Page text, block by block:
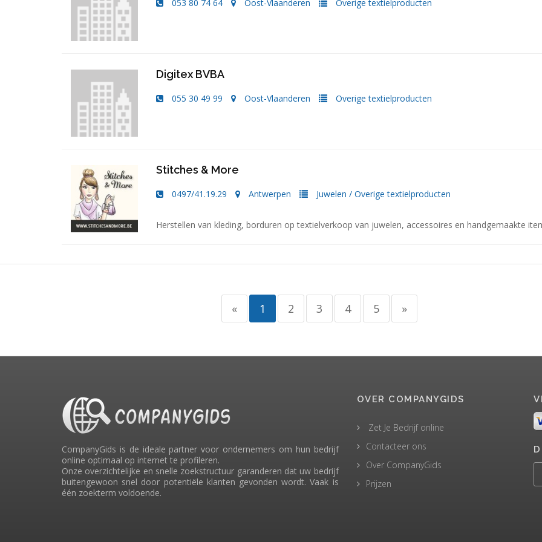
053 80 74 64 Oost-Vlaanderen Overige textielproducten
Digitex BVBA
055 30 49 99 Oost-Vlaanderen Overige textielproducten
Stitches & More
0497/41.19.29 Antwerpen Juwelen /Overige textielproducten
Herstellen van kleding, borduren op textielverkoop van juwelen, accessoires en handgemaakte
« 1 2 3 4 5 »
CompanyGids is de ideale partner voor ondernemers om hun bedrijf
online optimaal op internet te profileren.
Onze overzichtelijke en snelle zoekstructuur garanderen dat uw bedrijf
buitengewoon snel door potentiële klanten gevonden wordt. Vaak is
één zoekterm voldoende.
OVER COMPANYGIDS
Zet Je Bedrijf online
Contacteer ons
Over CompanyGids
Prijzen